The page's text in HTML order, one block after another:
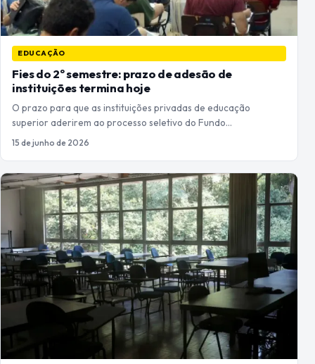
EDUCAÇÃO
Fies do 2º semestre: prazo de adesão de
instituições termina hoje
O prazo para que as instituições privadas de educação
superior aderirem ao processo seletivo do Fundo…
15 de junho de 2026